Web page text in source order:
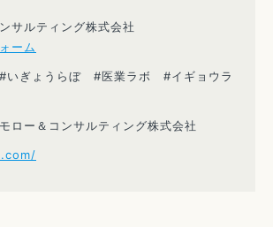
サルティング株式会社
ーム
ぎょうらぼ #医業ラボ #イギョウラ
ロー＆コンサルティング株式会社